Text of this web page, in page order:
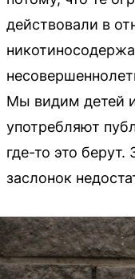
действовали в
Мы видим детей
употребляют
где-то это
заслонок